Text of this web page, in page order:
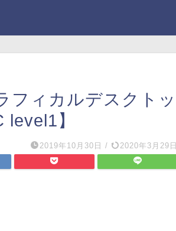
フィカルデスクトッ
】
2019年10月30日 / 2020年3月29日